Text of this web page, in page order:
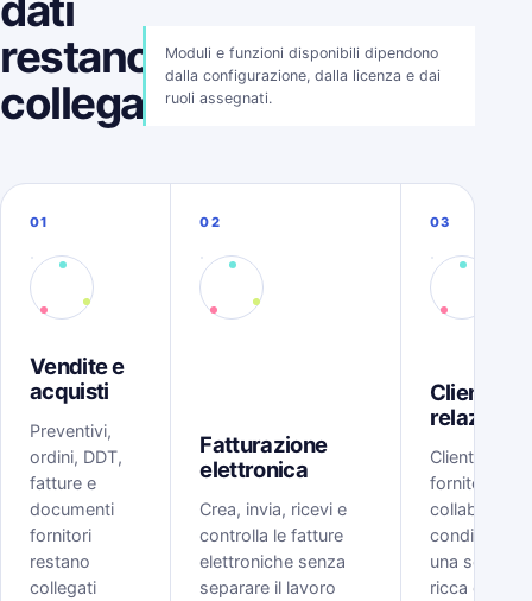
restano
collegati.
Moduli e funzioni disponibili dipendono
dalla configurazione, dalla licenza e dai
ruoli assegnati.
01
Vendite e
acquisti
Preventivi,
ordini, DDT,
fatture e
documenti
fornitori
restano
collegati
02
Fatturazione
elettronica
Crea, invia, ricevi e
controlla le fatture
elettroniche senza
separare il lavoro
03
Clienti e
relazioni
Clienti, lead,
fornitori e
collaboratori
condividono
una scheda
ricca di